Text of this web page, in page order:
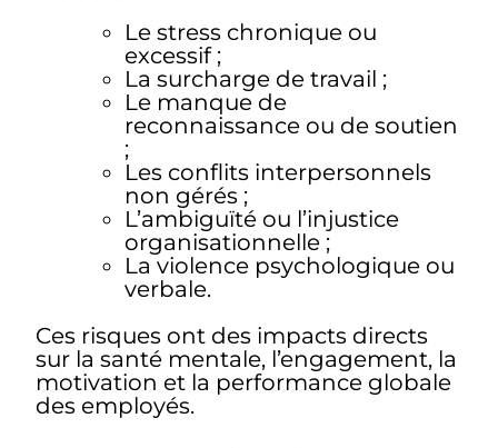
Le stress chronique ou
excessif ;
La surcharge de travail ;
Le manque de
reconnaissance ou de soutien
;
Les conflits interpersonnels
non gérés ;
L’ambiguïté ou l’injustice
organisationnelle ;
La violence psychologique ou
verbale.
Ces risques ont des impacts directs
sur la santé mentale, l’engagement, la
motivation et la performance globale
des employés.